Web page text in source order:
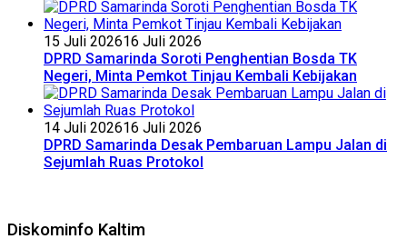
15 Juli 202616 Juli 2026
DPRD Samarinda Soroti Penghentian Bosda TK
Negeri, Minta Pemkot Tinjau Kembali Kebijakan
14 Juli 202616 Juli 2026
DPRD Samarinda Desak Pembaruan Lampu Jalan di
Sejumlah Ruas Protokol
Diskominfo Kaltim